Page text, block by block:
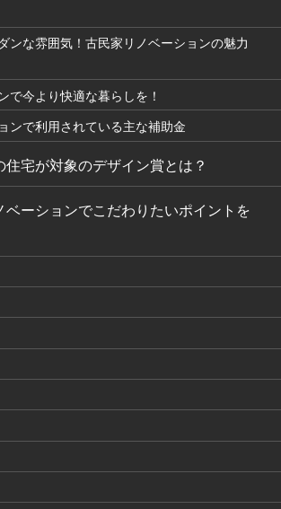
ンな雰囲気！古民家リノベーションの魅力
で今より快適な暮らしを！
ンで利用されている主な補助金
住宅が対象のデザイン賞とは？
ベーションでこだわりたいポイントを